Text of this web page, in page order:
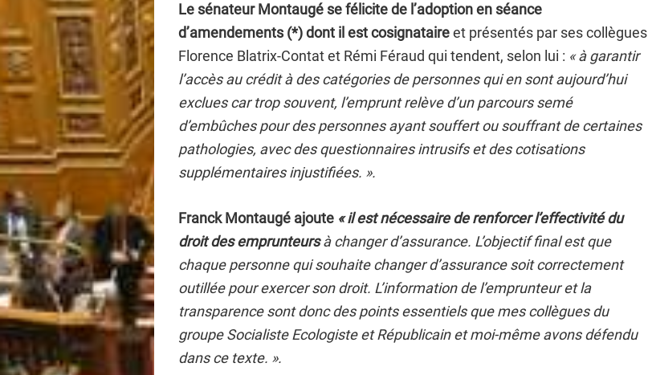
Le sénateur Montaugé se félicite de l’adoption en séance
d’amendements (*) dont il est cosignataireet présentés par ses collègues
Florence Blatrix-Contat et Rémi Féraud qui tendent, selon lui : « à garantir
l’accès au crédit à des catégories de personnes qui en sont aujourd’hui
exclues car trop souvent, l’emprunt relève d’un parcours semé
d’embûches pour des personnes ayant souffert ou souffrant de certaines
pathologies, avec des questionnaires intrusifs et des cotisations
supplémentaires injustifiées. ».
Franck Montaugé ajoute « il est nécessaire de renforcer l’effectivité du
droit des emprunteursà changer d’assurance. L’objectif final est que
chaque personne qui souhaite changer d’assurance soit correctement
outillée pour exercer son droit. L’information de l’emprunteur et la
transparence sont donc des points essentiels que mes collègues du
groupe Socialiste Ecologiste et Républicain et moi-même avons défendu
dans ce texte. ».